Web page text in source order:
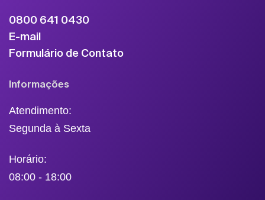
0800 641 0430
E-mail
Formulário de Contato
Informações
Atendimento:
Segunda à Sexta
Horário:
08:00 - 18:00